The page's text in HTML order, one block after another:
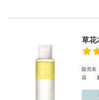
草花
販売
容 量